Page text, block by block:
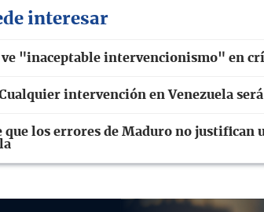
interesar
"inaceptable intervencionismo" en
intervención en Venezuela
que los errores de Maduro no justifican